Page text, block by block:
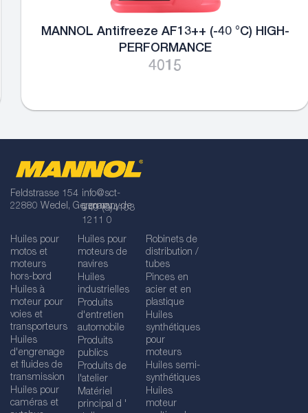
MANNOL Antifreeze AF13++ (-40 °C) HIGH-
PERFORMANCE
4015
Feldstrasse 154
22880 Wedel, Germany
info@sct-
germany.de
+49 (0)4103
1211 0
Huiles pour
motos et
moteurs
hors-bord
Huiles à
moteur pour
voies et
transporteurs
Huiles
d'engrenage
et fluides de
transmission
Huiles pour
caméras et
Huiles pour
moteurs de
navires
Huiles
industrielles
Produits
d'entretien
automobile
Produits
publics
Produits de
l'atelier
Matériel
principal d '
Robinets de
distribution /
tubes
Pinces en
acier et en
plastique
Huiles
synthétiques
pour
moteurs
Huiles semi-
synthétiques
Huiles
moteur